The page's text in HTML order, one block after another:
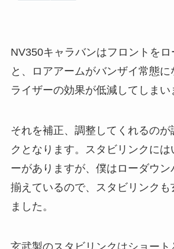
NV350キャラバンはフロントをロ
と、ロアアームがバンザイ常態
ライザーの効果が低減してしまい
それを補正、調整してくれるのが
クとなります。スタビリンクには
ーがありますが、僕はローダウ
揃えているので、スタビリンクも
ました。
玄武製のスタビリンクはショート